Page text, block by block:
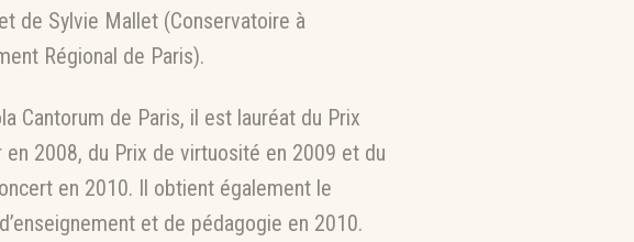
de Sylvie Mallet (Conservatoire à
Régional de Paris).
Cantorum de Paris, il est lauréat du Prix
en 2008, du Prix de virtuosité en 2009 et du
en 2010. Il obtient également le
et de pédagogie en 2010.